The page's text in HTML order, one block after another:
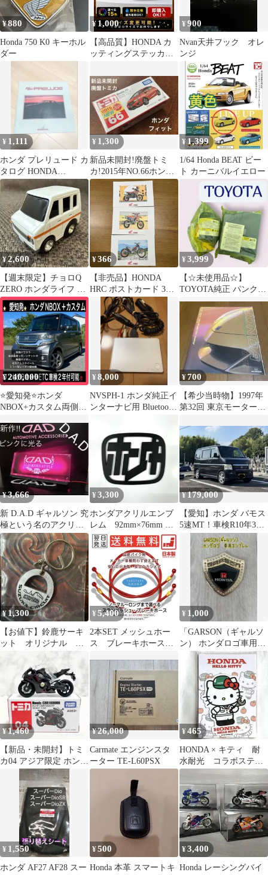
¥880
Honda 750 K0 キーホル
ダー
¥ 1,000
【高品質】HONDA カ
ッティングステッカー /
更可
¥900
Nvan天井フック オレ
ンジ
¥ 1,111
ホンダ プレリュード カ
タログ HONDA
PRELUDE
¥ 1,300
新品未開封!廃盤トミ
カ!2015年NO.66ホン
ダ フィット
¥1,399
1/64 Honda BEAT ビー
ト カーニバルイエロー
¥2,600
【週末限定】チョロQ
ZERO ホンダライフ ス
テップバン カスタム仕
様 箱なし
¥366
【非売品】HONDA
HRC ポストカード 3枚
セット ホンダ バイク
イラスト
¥3,999
【☆未使用品☆】
TOYOTA純正 パンク修
理キット 有効期限余裕
あり！
¥240,000
⭐️愛知発⭐️ホンダ
NBOX+カスタム両側パ
¥8,000
NVSPH-1 ホンダ純正イ
ンターナビ用 Bluetooth
¥700
【希少当時物】1997年
第32回 東京モーターシ
¥3,666
新 D.A.D ギャルソン 究
極という名のアクリル
プレート ピンクに光る
LED
¥3,300
ホンダアクリルエンブ
レム 92mm×76mm サ
イズ変更可能
¥179,000
【愛知】ホンダ バモス
5速MT！車検R10年3月
179,000円！
¥ 1,300
【お値下】鈴鹿サーキ
ット オリジナル キ
ーホルダー レトロ
レア 希少
¥ 5,400
2本SET メッシュホー
ス ブレーキホース
¥ 1,000
「GARSON（ギャルソ
ン） ホンダロゴ車用エ
ンブレム
¥1,460
【新品・未開封】トミ
カ04 アジア限定 ホンダ
CBR1000RR
¥26,000
Carmate エンジンスタ
ーター TE-L60PSX
¥465
HONDA × キティ 耐
水耐光 コラボステッ
カー 「作業着」 ホン
ダ 本田技研
¥ 1,550
ホンダ AF27 AF28 スー
¥500
Honda 本革 スマートキ
¥3,400
Honda レーシングバイ